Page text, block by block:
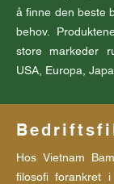
å finne den beste
behov.
store markeder
USA, Europa,
Hos Vietnam
filosofi forankret